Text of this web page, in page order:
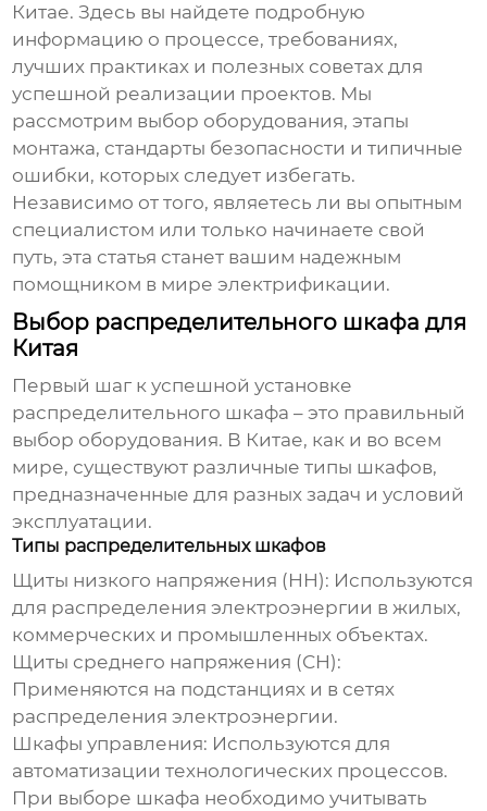
Китае. Здесь вы найдете подробную
информацию о процессе, требованиях,
лучших практиках и полезных советах для
успешной реализации проектов. Мы
рассмотрим выбор оборудования, этапы
монтажа, стандарты безопасности и типичные
ошибки, которых следует избегать.
Независимо от того, являетесь ли вы опытным
специалистом или только начинаете свой
путь, эта статья станет вашим надежным
помощником в мире электрификации.
Выбор распределительного шкафа для
Китая
Первый шаг к успешнойустановке
распределительного шкафа – это правильный
выбор оборудования. В Китае, как и во всем
мире, существуют различные типы шкафов,
предназначенные для разных задач и условий
эксплуатации.
Типы распределительных шкафов
Щиты низкого напряжения (НН): Используются
для распределения электроэнергии в жилых,
коммерческих и промышленных объектах.
Щиты среднего напряжения (СН):
Применяются на подстанциях и в сетях
распределения электроэнергии.
Шкафы управления: Используются для
автоматизации технологических процессов.
При выборе шкафа необходимо учитывать